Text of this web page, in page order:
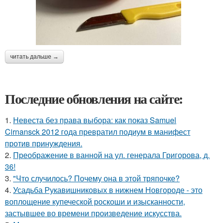
читать дальше →
Последние обновления на сайте:
1. Невеста без права выбора: как показ Samuel
Cirnansck 2012 года превратил подиум в манифест
против принуждения.
2. Преображение в ванной на ул. генерала Григорова, д.
36!
3. "Что случилось? Почему она в этой тряпочке?
4. Усадьба Рукавишниковых в нижнем Новгороде - это
воплощение купеческой роскоши и изысканности,
застывшее во времени произведение искусства.